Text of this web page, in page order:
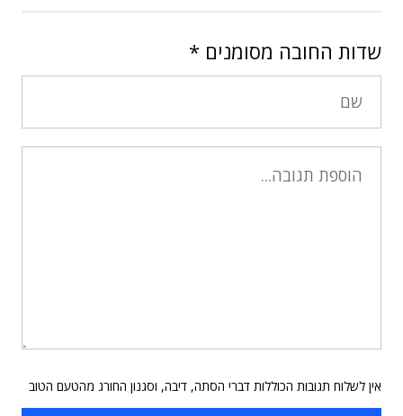
שדות החובה מסומנים *
אין לשלוח תגובות הכוללות דברי הסתה, דיבה, וסגנון החורג מהטעם הטוב